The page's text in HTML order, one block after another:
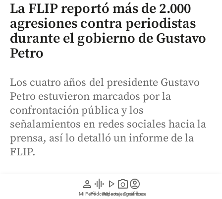
person
Mi Perfil
graphic_eq
Pódcast
play_arrow
Videos
photo_camera
Reportajes gráficos
account_circle
Suscríbete
La FLIP reportó más de 2.000
agresiones contra periodistas
durante el gobierno de Gustavo
Petro
Los cuatro años del presidente Gustavo
Petro estuvieron marcados por la
confrontación pública y los
señalamientos en redes sociales hacia la
prensa, así lo detalló un informe de la
FLIP.